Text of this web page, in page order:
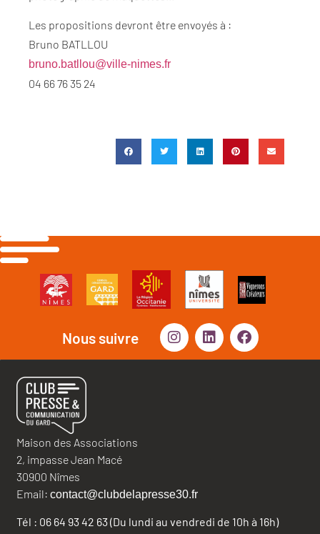
Les propositions devront être envoyés à :
Bruno BATLLOU
bruno.batllou@ville-nimes.fr
04 66 76 35 24
Nous suivre
Maison des Associations
2, impasse Jean Macé
30900 Nîmes
Email: contact@clubdelapresse30.fr
Tél : 06 64 93 42 63 (Du lundi au vendredi de 10h à 16h)